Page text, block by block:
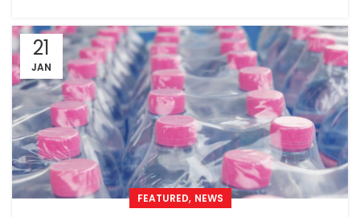
21
JAN
FEATURED, NEWS